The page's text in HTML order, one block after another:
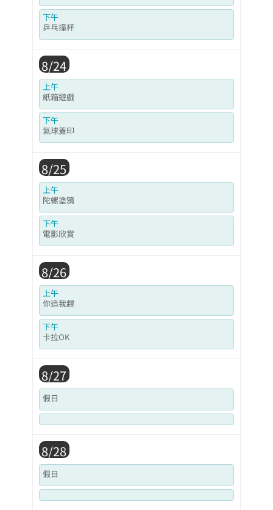
下午
乒乓撞杯
8/24
上午
紙箱遊戲
下午
氣球蓋印
8/25
上午
陀螺塗鴉
下午
電影欣賞
8/26
上午
你追我趕
下午
卡拉OK
8/27
假日
8/28
假日